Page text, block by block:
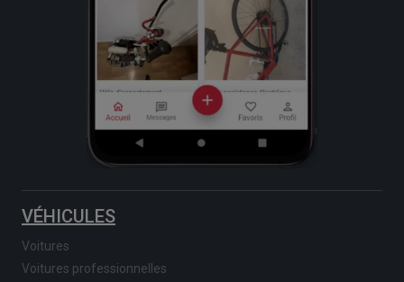
VÉHICULES
Voitures
Voitures professionnelles